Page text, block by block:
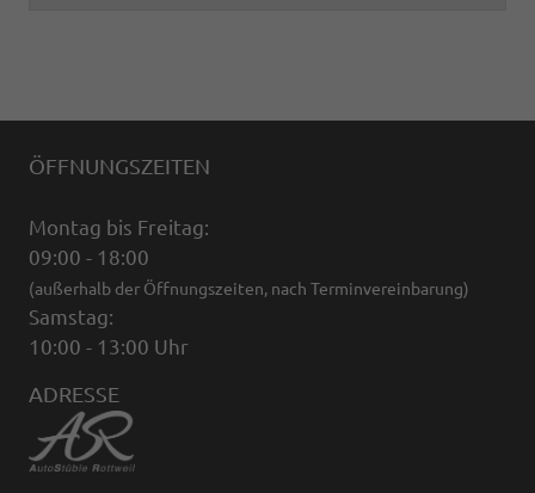
ÖFFNUNGSZEITEN
Montag bis Freitag:
09:00 - 18:00
(außerhalb der Öffnungszeiten, nach Terminvereinbarung)
Samstag:
10:00 - 13:00 Uhr
ADRESSE